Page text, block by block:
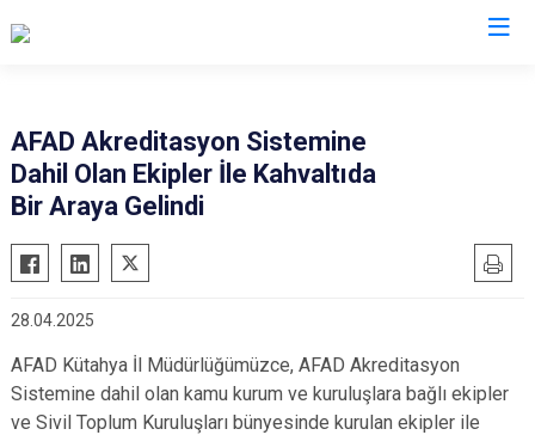
AFAD Akreditasyon Sistemine
Dahil Olan Ekipler İle Kahvaltıda
Bir Araya Gelindi
28.04.2025
AFAD Kütahya İl Müdürlüğümüzce, AFAD Akreditasyon
Sistemine dahil olan kamu kurum ve kuruluşlara bağlı ekipler
ve Sivil Toplum Kuruluşları bünyesinde kurulan ekipler ile